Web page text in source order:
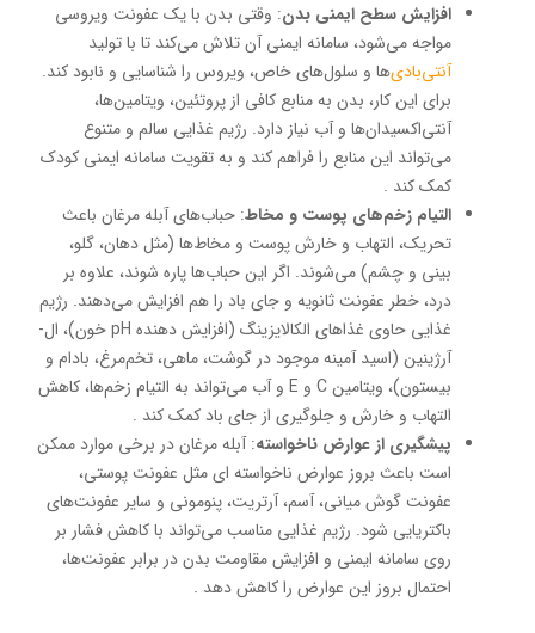
افزایش سطح ایمنی بدن: وقتی بدن با یک عفونت ویروسی
مواجه می‌شود، سامانه ایمنی آن تلاش می‌کند تا با تولید
آنتی‌بادی‌ها و سلول‌های خاص، ویروس را شناسایی و نابود کند.
برای این کار، بدن به منابع کافی از پروتئین، ویتامین‌ها،
آنتی‌اکسیدان‌ها و آب نیاز دارد. رژیم غذایی سالم و متنوع
می‌تواند این منابع را فراهم کند و به تقویت سامانه ایمنی کودک
کمک کند .
التیام زخم‌های پوست و مخاط: حباب‌های آبله مرغان باعث
تحریک، التهاب و خارش پوست و مخاط‌ها (مثل دهان، گلو،
بینی و چشم) می‌شوند. اگر این حباب‌ها پاره شوند، علاوه بر
درد، خطر عفونت ثانویه و جای باد را هم افزایش می‌دهند. رژیم
غذایی حاوی غذاهای الکالایزینگ (افزایش دهنده pH خون)، ال-
آرژینین (اسید آمینه موجود در گوشت، ماهی، تخم‌مرغ، بادام و
بیستون)، ویتامین C و E و آب می‌تواند به التیام زخم‌ها، کاهش
التهاب و خارش و جلوگیری از جای باد کمک کند .
پیشگیری از عوارض ناخواسته: آبله مرغان در برخی موارد ممکن
است باعث بروز عوارض ناخواسته ای مثل عفونت پوستی،
عفونت گوش میانی، آسم، آرتریت، پنومونی و سایر عفونت‌های
باکتریایی شود. رژیم غذایی مناسب می‌تواند با کاهش فشار بر
روی سامانه ایمنی و افزایش مقاومت بدن در برابر عفونت‌ها،
احتمال بروز این عوارض را کاهش دهد .